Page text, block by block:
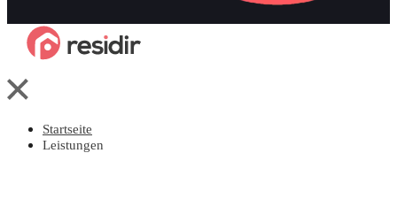
Startseite
Leistungen